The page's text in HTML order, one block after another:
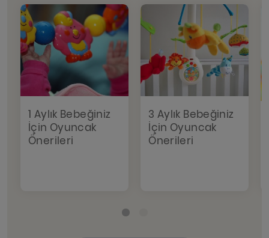
1 Aylık Bebeğiniz
İçin Oyuncak
Önerileri
3 Aylık Bebeğiniz
İçin Oyuncak
Önerileri